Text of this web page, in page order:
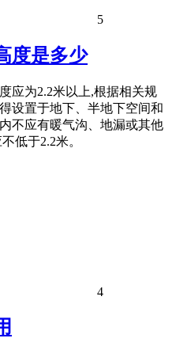
5
度是多少
应为2.2米以上,根据相关规
设置于地下、半地下空间和
不应有暖气沟、地漏或其他
低于2.2米。
4